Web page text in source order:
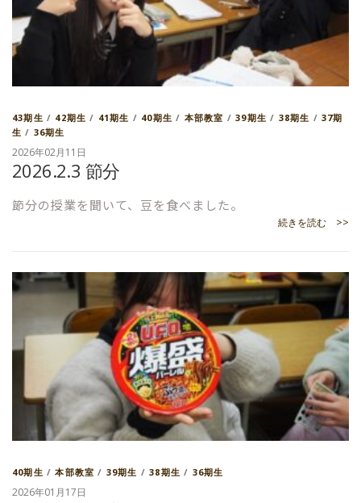
43期生 / 42期生 / 41期生 / 40期生 / 本部教室 /39期生 / 38期生 / 37期
生 / 36期生
2026年02月11日
2026.2.3 節分
節分の授業を聞いて、豆を食べました。
続きを読む >>
40期生 /本部教室 / 39期生 /38期生 / 36期生
2026年01月17日